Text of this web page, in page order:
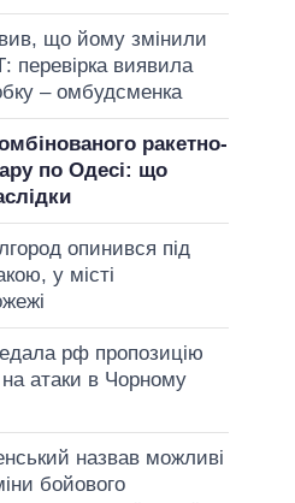
що йому змінили
перевірка виявила
– омбудсменка
ракетно-
по Одесі: що
опинився під
у місті
рф пропозицію
атаки в Чорному
назвав можливі
бойового